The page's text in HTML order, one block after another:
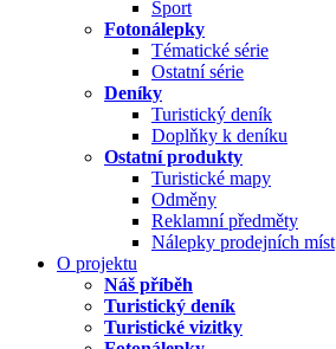
Sport
Fotonálepky
Tématické série
Ostatní série
Deníky
Turistický deník
Doplňky k deníku
Ostatní produkty
Turistické mapy
Odměny
Reklamní předměty
Nálepky prodejních míst
O projektu
Náš příběh
Turistický deník
Turistické vizitky